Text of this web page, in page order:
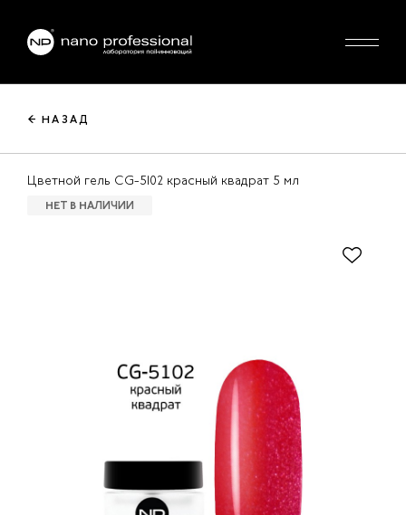
← НАЗАД
Цветной гель CG-5102 красный квадрат 5 мл
НЕТ В НАЛИЧИИ